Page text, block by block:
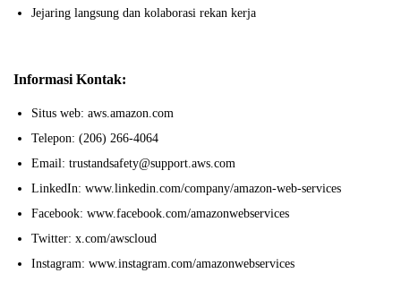
Jejaring langsung dan kolaborasi rekan kerja
Informasi Kontak:
Situs web: aws.amazon.com
Telepon: (206) 266-4064
Email: trustandsafety@support.aws.com
LinkedIn: www.linkedin.com/company/amazon-web-services
Facebook: www.facebook.com/amazonwebservices
Twitter: x.com/awscloud
Instagram: www.instagram.com/amazonwebservices